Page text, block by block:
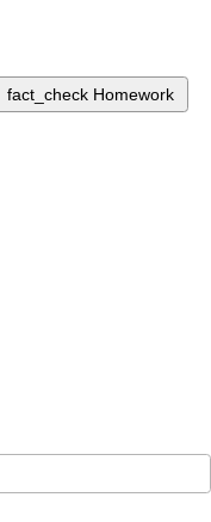
fact_check Homework